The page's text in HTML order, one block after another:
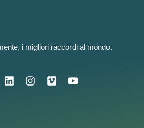
i migliori raccordi al mondo.